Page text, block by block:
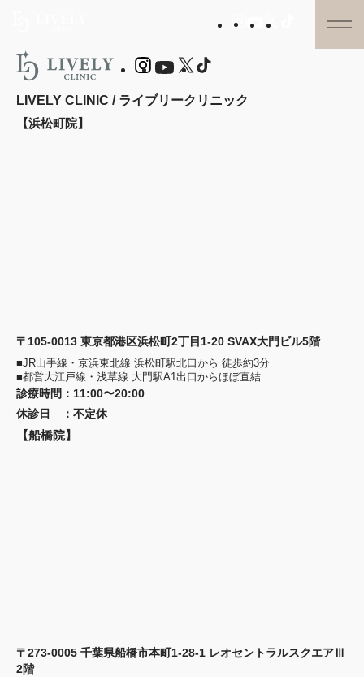
LIVELY CLINIC / ライブリークリニック
【浜松町院】
〒105-0013 東京都港区浜松町2丁目1-20 SVAX大門ビル5階
■JR山手線・京浜東北線 浜松町駅北口から 徒歩約3分
■都営大江戸線・浅草線 大門駅A1出口からほぼ直結
診療時間 ： 11:00〜20:00
休診日
： 不定休
【船橋院】
〒273-0005 千葉県船橋市本町1-28-1 レオセントラルスクエアⅢ
2階